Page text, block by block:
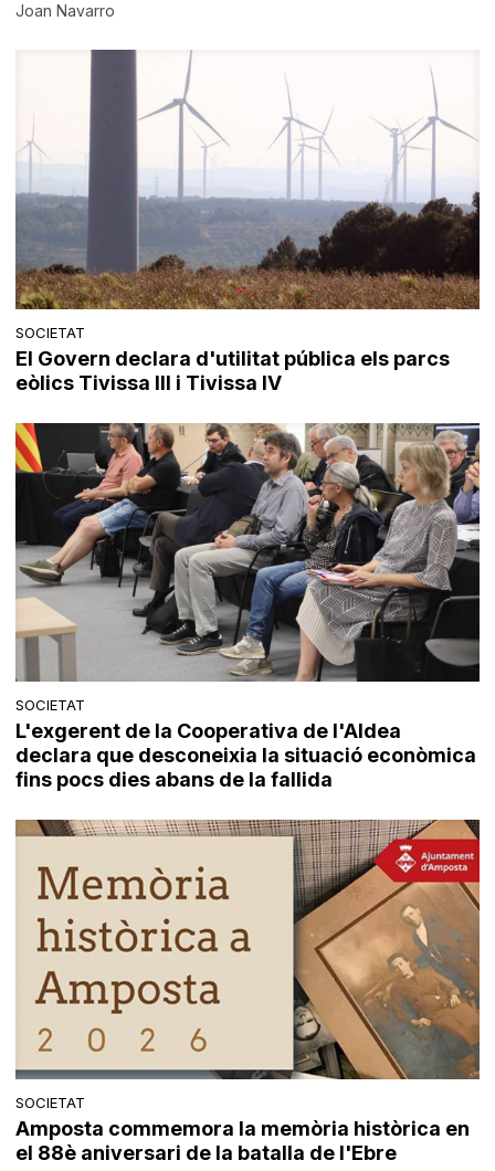
Joan Navarro
SOCIETAT
El Govern declara d'utilitat pública els parcs
eòlics Tivissa III i Tivissa IV
SOCIETAT
L'exgerent de la Cooperativa de l'Aldea
declara que desconeixia la situació econòmica
fins pocs dies abans de la fallida
SOCIETAT
Amposta commemora la memòria històrica en
el 88è aniversari de la batalla de l'Ebre